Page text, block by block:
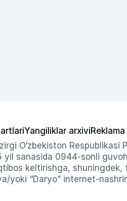
Yangiliklar arxiviReklama
O‘zbekiston Respublikasi
sanasida 0944-sonli
keltirishga,
yoki “Daryo” internet-